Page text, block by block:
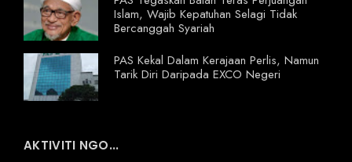
Islam, Wajib Kepatuhan Selagi Tidak
Bercanggah Syariah
PAS Kekal Dalam Kerajaan Perlis, Namun
Tarik Diri Daripada EXCO Negeri
AKTIVITI NGO...